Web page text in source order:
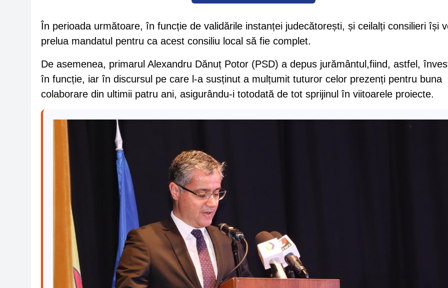
În perioada următoare, în funcție de validările instanței judecătorești, și ceilalți consilieri își
prelua mandatul pentru ca acest consiliu local să fie complet.
De asemenea, primarul Alexandru Dănuț Potor (PSD) a depus jurământul,fiind, astfel,
în funcție, iar în discursul pe care l-a susținut a mulțumit tuturor celor prezenți pentru buna
colaborare din ultimii patru ani, asigurându-i totodată de tot sprijinul în viitoarele proiecte.